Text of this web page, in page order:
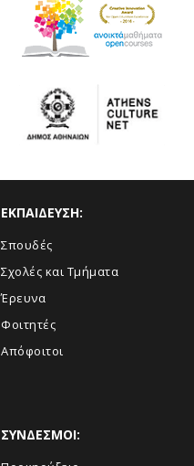
ΕΚΠΑΙΔΕΥΣΗ:
Σπουδές
Σχολές και Τμήματα
Έρευνα
Φοιτητές
Απόφοιτοι
ΣΥΝΔΕΣΜΟΙ: